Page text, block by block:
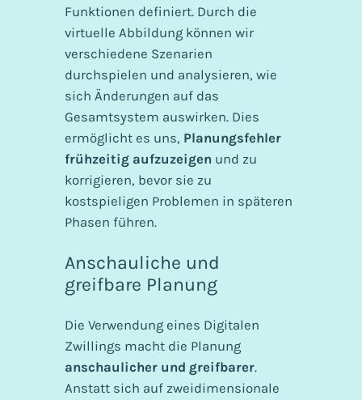
Funktionen definiert. Durch die
virtuelle Abbildung können wir
verschiedene Szenarien
durchspielen und analysieren, wie
sich Änderungen auf das
Gesamtsystem auswirken. Dies
ermöglicht es uns, Planungsfehler
frühzeitig aufzuzeigen und zu
korrigieren, bevor sie zu
kostspieligen Problemen in späteren
Phasen führen.
Anschauliche und
greifbare Planung
Die Verwendung eines Digitalen
Zwillings macht die Planung
anschaulicher und greifbarer.
Anstatt sich auf zweidimensionale